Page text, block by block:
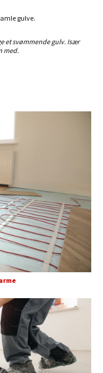
gulve.
et svømmende gulv. Især
med.